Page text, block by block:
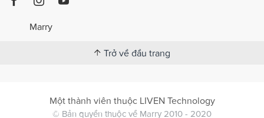
Marry
Trở về đầu trang
Một thành viên thuộc LIVEN Technology
© Bản quyền thuộc về Marry 2010 - 2020